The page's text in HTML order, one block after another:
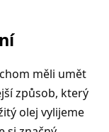
měli umět
způsob, který
olej vylijeme